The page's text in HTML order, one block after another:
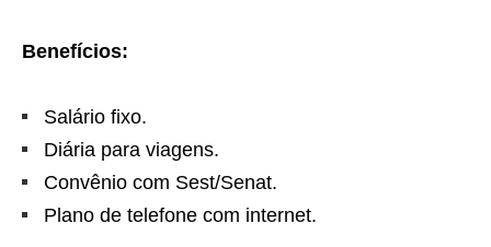
Benefícios:
Salário fixo.
Diária para viagens.
Convênio com Sest/Senat.
Plano de telefone com internet.